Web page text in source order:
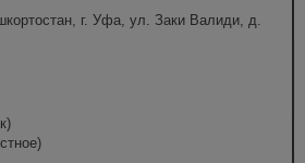
г. Уфа, ул. Заки Валиди, д.